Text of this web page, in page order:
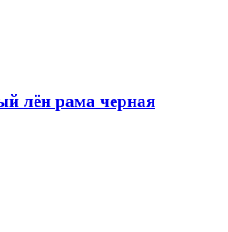
лён рама черная